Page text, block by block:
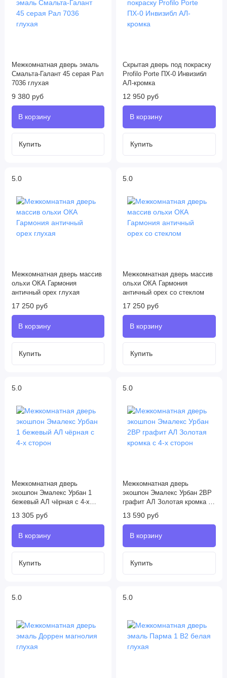
Межкомнатная дверь эмаль
Смальта-Галант 45 серая Рал
7036 глухая
9 380 руб
Скрытая дверь под покраску
Profilo Porte ПХ-0 Инвизибл
АЛ-кромка
12 950 руб
5.0
Межкомнатная дверь массив
ольхи ОКА Гармония
античный орех глухая
17 250 руб
5.0
Межкомнатная дверь массив
ольхи ОКА Гармония
античный орех со стеклом
17 250 руб
5.0
Межкомнатная дверь
экошпон Эмалекс Урбан 1
бежевый АЛ чёрная с 4-х
сторон
13 305 руб
5.0
Межкомнатная дверь
экошпон Эмалекс Урбан 2ВР
графит АЛ Золотая кромка с
4-х сторон
13 590 руб
5.0 5.0